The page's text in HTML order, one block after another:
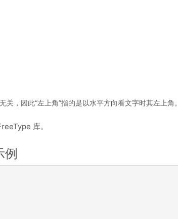
关，因此“左上角”指的是以水平方向看文字时其左上角。
库。
例